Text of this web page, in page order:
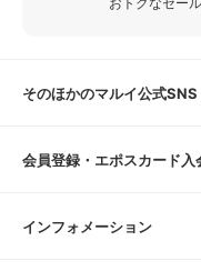
そのほかのマルイ公式SNS
会員登録・エポスカード入
インフォメーション